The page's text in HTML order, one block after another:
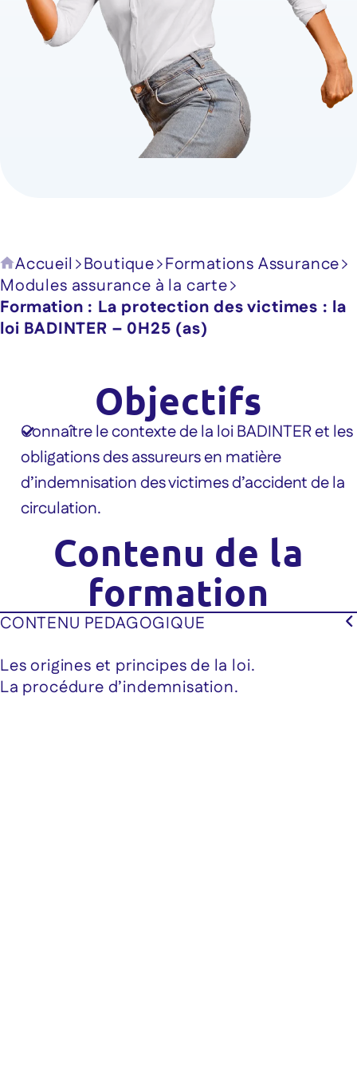
Accueil Boutique Formations Assurance
Modules assurance à la carte
Formation : La protection des victimes : la
loi BADINTER – 0H25 (as)
Objectifs
Connaître le contexte de la loi BADINTER et les
obligations des assureurs en matière
d’indemnisation des victimes d’accident de la
circulation.
Contenu de la
formation
CONTENU PEDAGOGIQUE
Les origines et principes de la loi.
La procédure d’indemnisation.